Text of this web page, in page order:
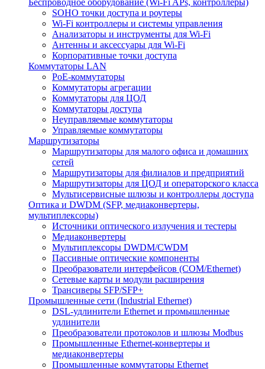
Беспроводное оборудование (Wi-Fi APs, контроллеры)
SOHO точки доступа и роутеры
Wi-Fi контроллеры и системы управления
Анализаторы и инструменты для Wi-Fi
Антенны и аксессуары для Wi-Fi
Корпоративные точки доступа
Коммутаторы LAN
PoE-коммутаторы
Коммутаторы агрегации
Коммутаторы для ЦОД
Коммутаторы доступа
Неуправляемые коммутаторы
Управляемые коммутаторы
Маршрутизаторы
Маршрутизаторы для малого офиса и домашних
сетей
Маршрутизаторы для филиалов и предприятий
Маршрутизаторы для ЦОД и операторского класса
Мультисервисные шлюзы и контроллеры доступа
Оптика и DWDM (SFP, медиаконвертеры,
мультиплексоры)
Источники оптического излучения и тестеры
Медиаконвертеры
Мультиплексоры DWDM/CWDM
Пассивные оптические компоненты
Преобразователи интерфейсов (COM/Ethernet)
Сетевые карты и модули расширения
Трансиверы SFP/SFP+
Промышленные сети (Industrial Ethernet)
DSL-удлинители Ethernet и промышленные
удлинители
Преобразователи протоколов и шлюзы Modbus
Промышленные Ethernet-конвертеры и
медиаконвертеры
Промышленные коммутаторы Ethernet